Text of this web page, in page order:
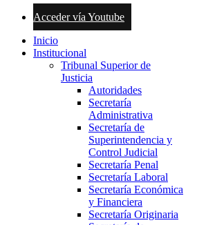
Acceder vía Youtube
Inicio
Institucional
Tribunal Superior de
Justicia
Autoridades
Secretaría
Administrativa
Secretaría de
Superintendencia y
Control Judicial
Secretaría Penal
Secretaría Laboral
Secretaría Económica
y Financiera
Secretaría Originaria